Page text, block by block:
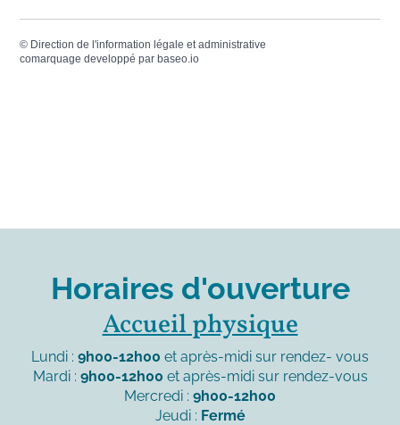
© Direction de l'information légale et administrative
comarquage developpé parbaseo.io
Horaires d'ouverture
Accueil physique
Lundi : 9h00-12h00 et après-midi sur rendez- vous
Mardi : 9h00-12h00 et après-midi sur rendez-vous
Mercredi : 9h00-12h00
Jeudi : Fermé